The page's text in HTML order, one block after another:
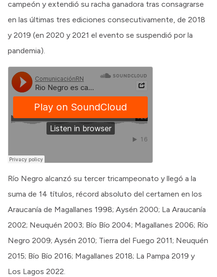
campeón y extendió su racha ganadora tras consagrarse
en las últimas tres ediciones consecutivamente, de 2018
y 2019 (en 2020 y 2021 el evento se suspendió por la
pandemia).
Río Negro alcanzó su tercer tricampeonato y llegó a la
suma de 14 títulos, récord absoluto del certamen en los
Araucanía de Magallanes 1998; Aysén 2000; La Araucanía
2002; Neuquén 2003; Bío Bío 2004; Magallanes 2006; Río
Negro 2009; Aysén 2010; Tierra del Fuego 2011; Neuquén
2015; Bío Bío 2016; Magallanes 2018; La Pampa 2019 y
Los Lagos 2022.